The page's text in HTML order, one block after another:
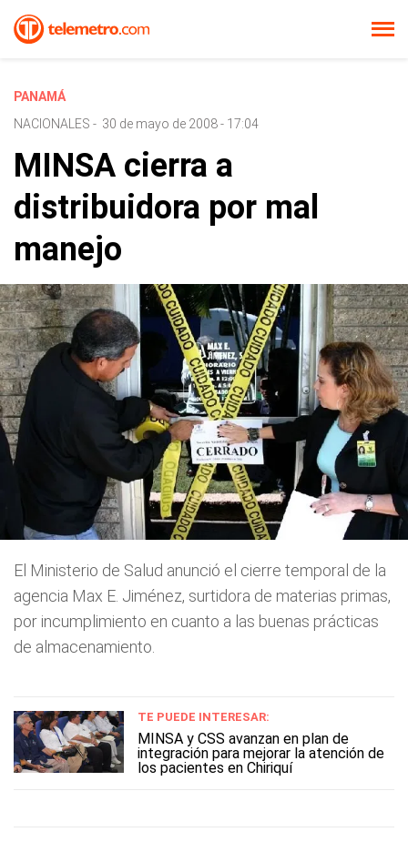
PANAMÁ
NACIONALES - 30 de mayo de 2008 - 17:04
MINSA cierra a
distribuidora por mal
manejo
El Ministerio de Salud anunció el cierre temporal de la
agencia Max E. Jiménez, surtidora de materias primas,
por incumplimiento en cuanto a las buenas prácticas
de almacenamiento.
TE PUEDE INTERESAR:
MINSA y CSS avanzan en plan de
integración para mejorar la atención de
los pacientes en Chiriquí